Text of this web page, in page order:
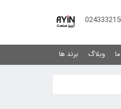
وبلاگ برند ها